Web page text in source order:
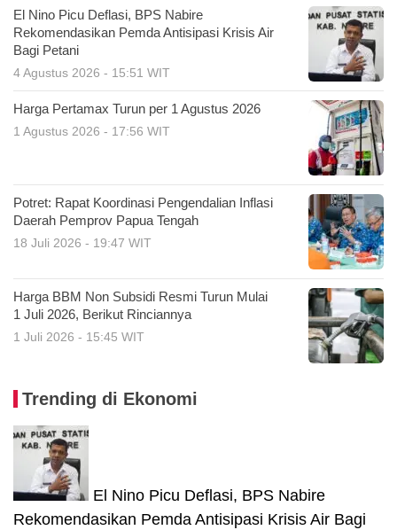
El Nino Picu Deflasi, BPS Nabire
Rekomendasikan Pemda Antisipasi Krisis Air
Bagi Petani
4 Agustus 2026 - 15:51 WIT
Harga Pertamax Turun per 1 Agustus 2026
1 Agustus 2026 - 17:56 WIT
Potret: Rapat Koordinasi Pengendalian Inflasi
Daerah Pemprov Papua Tengah
18 Juli 2026 - 19:47 WIT
Harga BBM Non Subsidi Resmi Turun Mulai
1 Juli 2026, Berikut Rinciannya
1 Juli 2026 - 15:45 WIT
Trending di Ekonomi
El Nino Picu Deflasi, BPS Nabire
Rekomendasikan Pemda Antisipasi Krisis Air Bagi